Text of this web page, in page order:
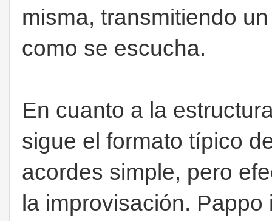
misma, transmitiendo
como se escucha.
En cuanto a la
sigue el formato típico
acordes simple, pero
la improvisación.